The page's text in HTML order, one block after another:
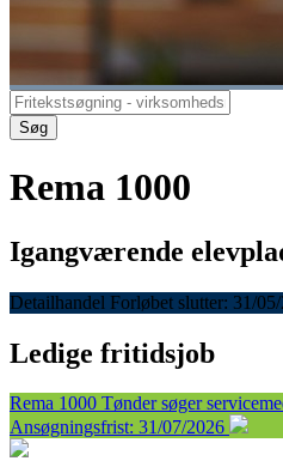
Søg
Rema 1000
Igangværende
Detailhandel Forløbet slutter: 31/
Ledige fritidsjob
Rema 1000 Tønder søger
Ansøgningsfrist: 31/07/2026